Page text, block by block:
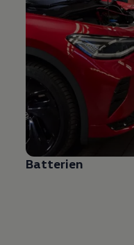
Batterien